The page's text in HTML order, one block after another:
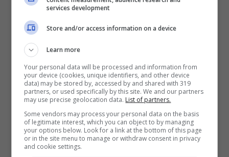
trattamento tra spiagge libere con servizi e
stabilimenti balneari. Mentre è certo che i
titolari di questi ultimi sono tenuti al
pagamento del canone annuo per la
concessione marittima, oltre ovviamente a
quello delle tasse, non è dato sapere cosa
attrezzature balneari ed in che misura. Tali
informazioni, infatti, avrebbero dovuto essere
services development
Store and/or access information on a device
Learn more
Your personal data will be processed and information from
your device (cookies, unique identifiers, and other device
data) may be stored by, accessed by and shared with 319
partners, or used specifically by this site. We and our partners
may use precise geolocation data. List of partners.
Some vendors may process your personal data on the basis
of legitimate interest, which you can object to by managing
your options below. Look for a link at the bottom of this page
or in the site menu to manage or withdraw consent in privacy
and cookie settings.